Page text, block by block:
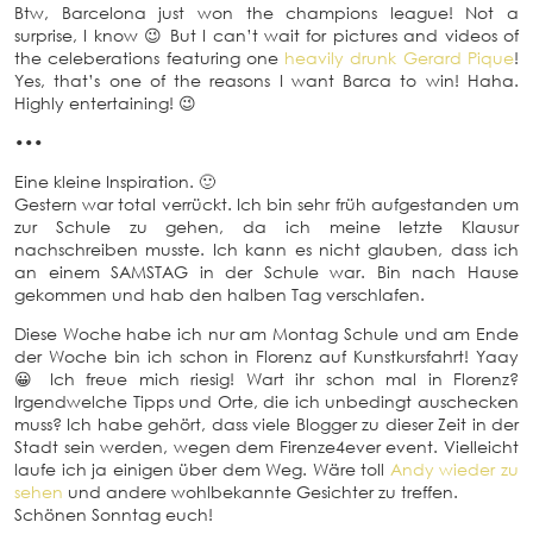
Btw, Barcelona just won the champions league! Not a
surprise, I know 😉 But I can’t wait for pictures and videos of
the celeberations featuring one heavily drunk Gerard Pique!
Yes, that’s one of the reasons I want Barca to win! Haha.
Highly entertaining! 😉
•••
Eine kleine Inspiration. 🙂
Gestern war total verrückt. Ich bin sehr früh aufgestanden um
zur Schule zu gehen, da ich meine letzte Klausur
nachschreiben musste. Ich kann es nicht glauben, dass ich
an einem SAMSTAG in der Schule war. Bin nach Hause
gekommen und hab den halben Tag verschlafen.
Diese Woche habe ich nur am Montag Schule und am Ende
der Woche bin ich schon in Florenz auf Kunstkursfahrt! Yaay
😀 Ich freue mich riesig! Wart ihr schon mal in Florenz?
Irgendwelche Tipps und Orte, die ich unbedingt auschecken
muss? Ich habe gehört, dass viele Blogger zu dieser Zeit in der
Stadt sein werden, wegen dem Firenze4ever event. Vielleicht
laufe ich ja einigen über dem Weg. Wäre toll Andy wieder zu
sehen und andere wohlbekannte Gesichter zu treffen.
Schönen Sonntag euch!